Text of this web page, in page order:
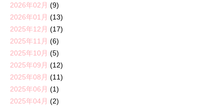
2026年02月 (9)
2026年01月 (13)
2025年12月 (17)
2025年11月 (6)
2025年10月 (5)
2025年09月 (12)
2025年08月 (11)
2025年06月 (1)
2025年04月 (2)